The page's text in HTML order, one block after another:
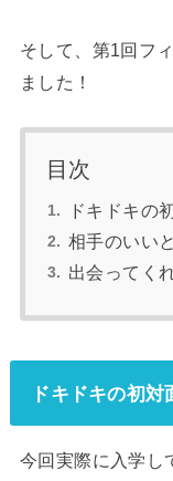
そして、第1回フ
ました！
目次
ドキドキの
相手のいい
出会ってく
ドキドキの初対
今回実際に入学し